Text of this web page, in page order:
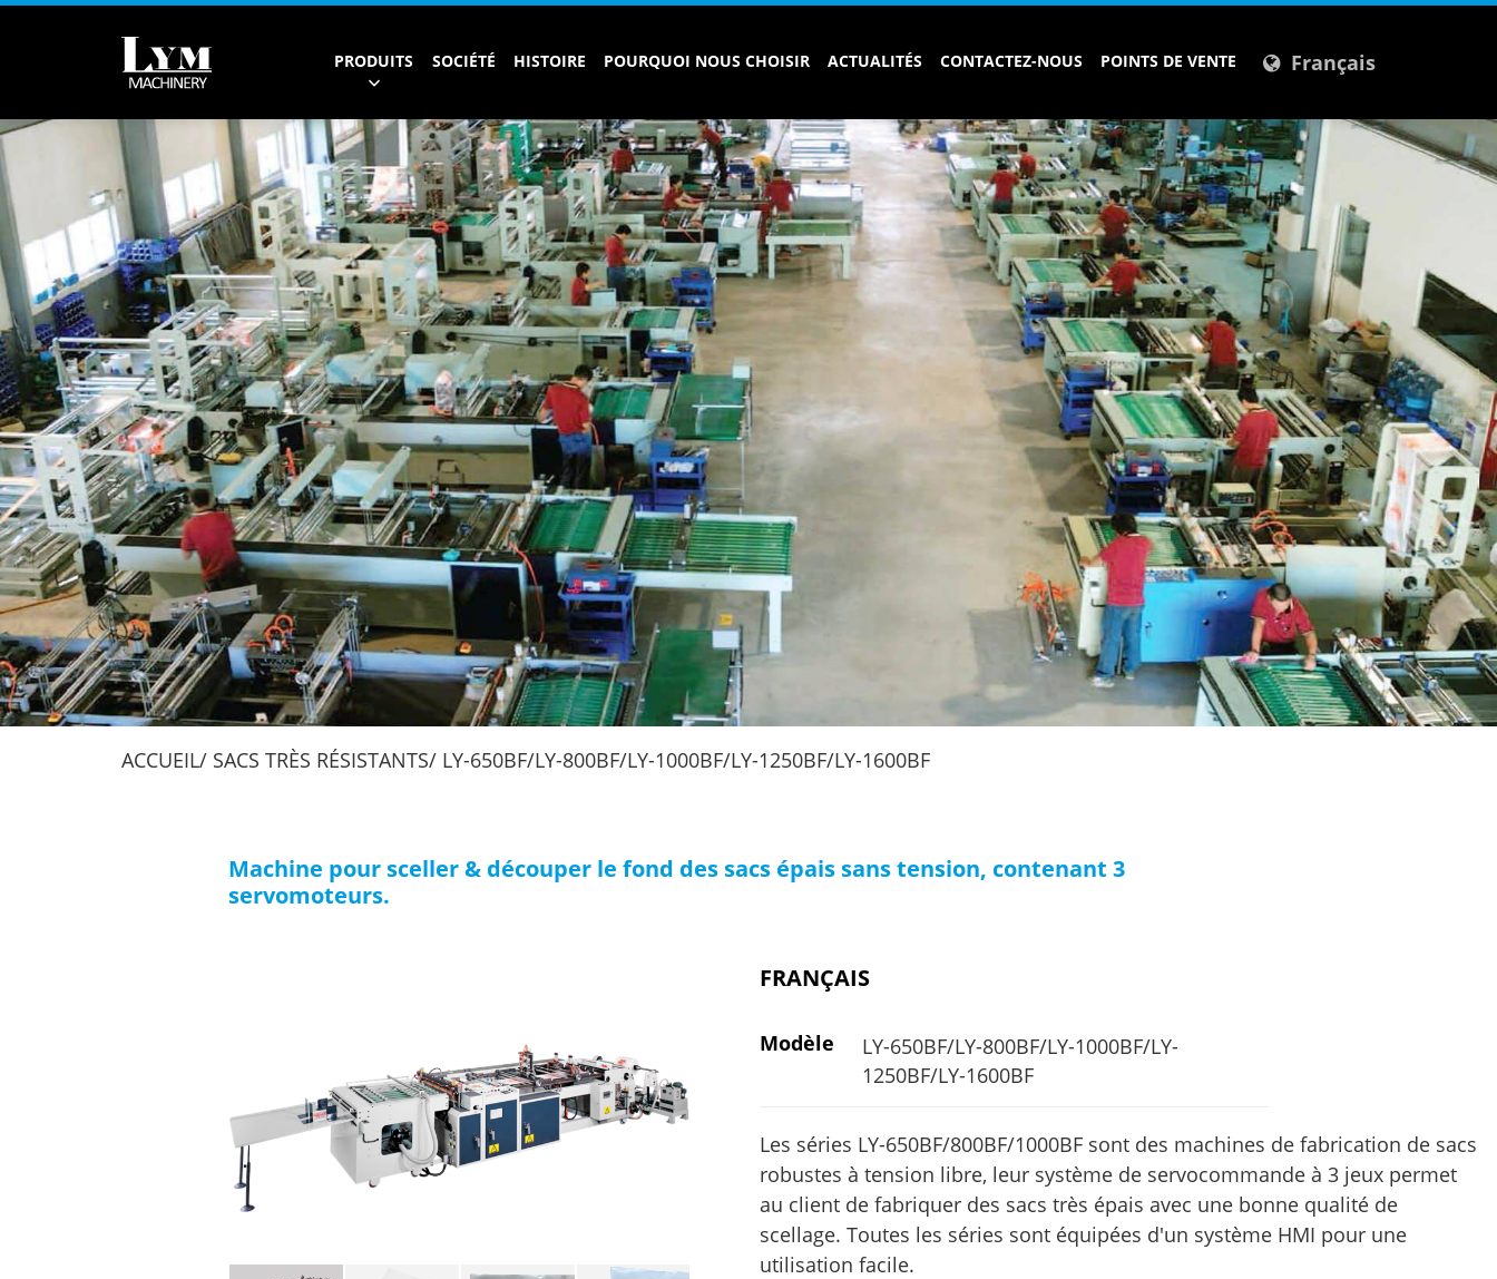
PRODUITS
Sacs de papeterie Sacs à provisions Sacs de coursier
SOCIÉTÉ HISTOIRE POURQUOI NOUS CHOISIR ACTUALITÉS CONTACTEZ-NOUS POINTS DE VENTE Français
ACCUEIL SACS TRÈS RÉSISTANTS LY-650BF/LY-800BF/LY-1000BF/LY-1250BF/LY-1600BF
Machine pour sceller & découper le fond des sacs épais sans tension, contenant 3
servomoteurs.
FRANÇAIS
Modèle
LY-650BF/LY-800BF/LY-1000BF/LY-
1250BF/LY-1600BF
Les séries LY-650BF/800BF/1000BF sont des machines de fabrication de sacs
robustes à tension libre, leur système de servocommande à 3 jeux permet
au client de fabriquer des sacs très épais avec une bonne qualité de
scellage. Toutes les séries sont équipées d'un système HMI pour une
utilisation facile.